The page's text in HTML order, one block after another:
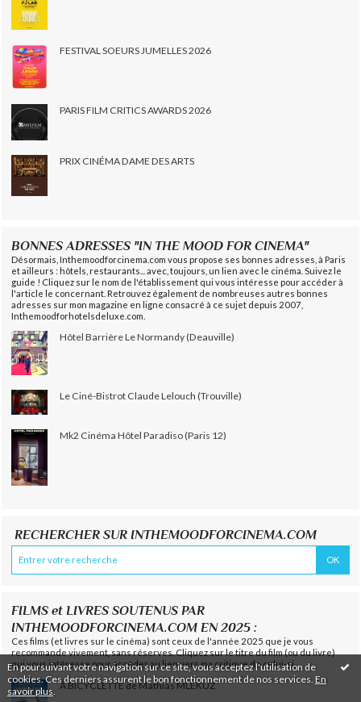
En poursuivant votre navigation sur ce site, vous acceptez l'utilisation de
cookies. Ces derniers assurent le bon fonctionnement de nos services. En
savoir plus
FESTIVAL SOEURS JUMELLES 2026
PARIS FILM CRITICS AWARDS 2026
PRIX CINÉMA DAME DES ARTS
BONNES ADRESSES "IN THE MOOD FOR CINEMA"
Désormais, Inthemoodforcinema.com vous propose ses bonnes adresses, à Paris
et ailleurs : hôtels, restaurants... avec, toujours, un lien avec le cinéma. Suivez le
guide ! Cliquez sur le nom de l'établissement qui vous intéresse pour accéder à
l'article le concernant. Retrouvez également de nombreuses autres bonnes
adresses sur mon magazine en ligne consacré à ce sujet depuis 2007,
Inthemoodforhotelsdeluxe.com.
Hôtel Barrière Le Normandy (Deauville)
Le Ciné-Bistrot Claude Lelouch (Trouville)
Mk2 Cinéma Hôtel Paradiso (Paris 12)
RECHERCHER SUR INTHEMOODFORCINEMA.COM
FILMS et LIVRES SOUTENUS PAR
INTHEMOODFORCINEMA.COM EN 2025 :
Ces films (et livres sur le cinéma) sont ceux de l'année 2025 que je vous
recommande vivement, sans réserves. Cliquez sur le titre du film (ou du livre)
qui vous intéresse pour accéder au lien vers ma critique de celui-ci.
À BICYCLETTE de Mathias MLEKUZ